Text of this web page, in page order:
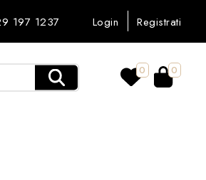
197 1237 Login Registrati
0 0